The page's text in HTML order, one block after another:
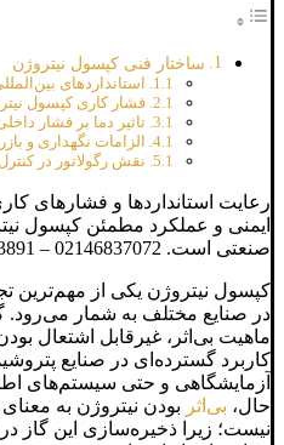
ساختار فنی کپسول نیتروژن
استانداردهای
فشار کاری کپسول
تاثیر دما بر فشار
الزامات نگهداری و
نقش رگولاتور در
رعایت استانداردها و فشارهای
ایمنی و عملکرد مطمئن کپسول
صنعتی است. 02146837072 – 09120253891
کپسول نیتروژن یکی از مهم‌ترین
ماهیت بی‌اثر، غیرقابل اشتعال
کاربرد گسترده‌ای در صنایع
آزمایشگاهی و حتی سیستم‌های
حال، بی‌اثر بودن نیتروژن به
نیست؛ زیرا ذخیره‌سازی این گاز